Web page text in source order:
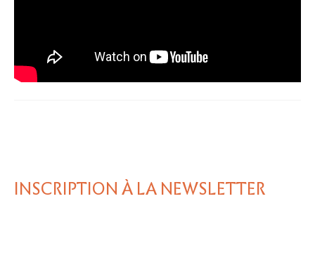
INSCRIPTION À LA NEWSLETTER